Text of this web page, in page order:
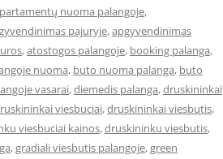
nuoma palangoje,
pajuryje,apgyvendinimas
,atostogos palangoje, booking palanga,
nuoma, buto nuoma palanga, buto
vasarai,diemedis palanga,druskininkai
viesbuciai,druskininkai viesbutis,
viesbuciai kainos,druskininku viesbutis,
,gradiali viesbutis palangoje,green